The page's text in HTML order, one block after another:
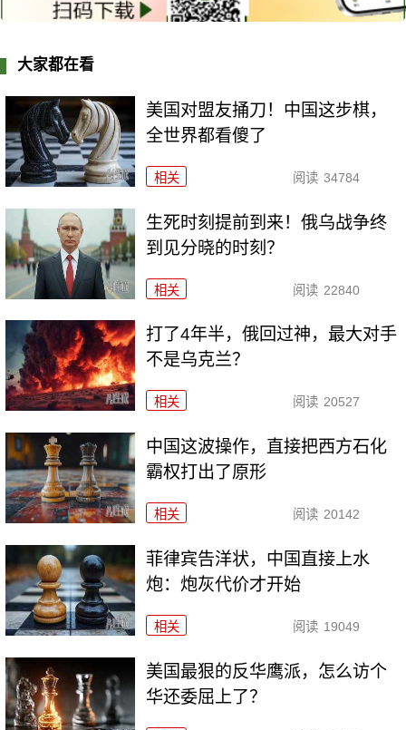
大家都在看
美国对盟友捅刀！中国这步棋，
全世界都看傻了
相关 阅读 34784
生死时刻提前到来！俄乌战争终
到见分晓的时刻？
相关 阅读 22840
打了4年半，俄回过神，最大对手
不是乌克兰？
相关 阅读 20527
中国这波操作，直接把西方石化
霸权打出了原形
相关 阅读 20142
菲律宾告洋状，中国直接上水
炮：炮灰代价才开始
相关 阅读 19049
美国最狠的反华鹰派，怎么访个
华还委屈上了？